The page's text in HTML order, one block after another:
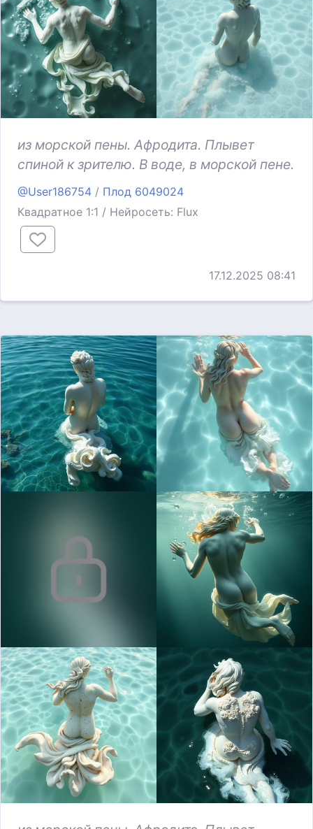
из морской пены. Афродита. Плывет
спиной к зрителю. В воде, в морской пене.
@User186754 / Плод 6049024
Квадратное 1:1 / Нейросеть: Flux
17.12.2025 08:41